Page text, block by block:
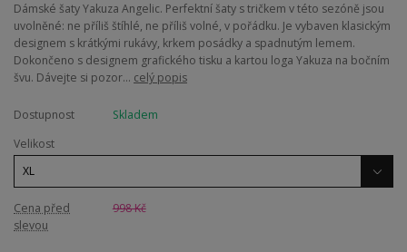
Dámské šaty Yakuza Angelic. Perfektní šaty s tričkem v této sezóně jsou
uvolněné: ne příliš štíhlé, ne příliš volné, v pořádku. Je vybaven klasickým
designem s krátkými rukávy, krkem posádky a spadnutým lemem.
Dokončeno s designem grafického tisku a kartou loga Yakuza na bočním
švu. Dávejte si pozor... celý popis
Dostupnost
Skladem
Velikost
Cena před
slevou
998 Kč